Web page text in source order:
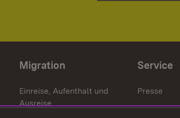
Migration
Einreise, Aufenthalt und
Ausreise
Service
Presse